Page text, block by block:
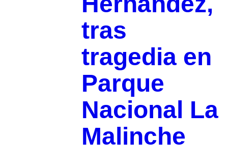
tras
tragedia en
Parque
Nacional La
Malinche